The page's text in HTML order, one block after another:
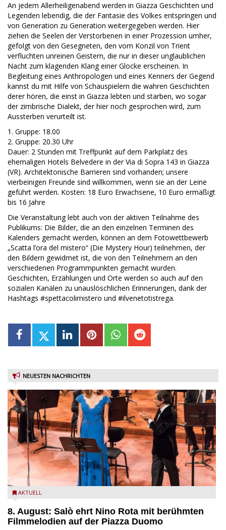
An jedem Allerheiligenabend werden in Giazza Geschichten und
Legenden lebendig, die der Fantasie des Volkes entspringen und
von Generation zu Generation weitergegeben werden. Hier
ziehen die Seelen der Verstorbenen in einer Prozession umher,
gefolgt von den Gesegneten, den vom Konzil von Trient
verfluchten unreinen Geistern, die nur in dieser unglaublichen
Nacht zum klagenden Klang einer Glocke erscheinen. In
Begleitung eines Anthropologen und eines Kenners der Gegend
kannst du mit Hilfe von Schauspielern die wahren Geschichten
derer hören, die einst in Giazza lebten und starben, wo sogar
der zimbrische Dialekt, der hier noch gesprochen wird, zum
Aussterben verurteilt ist.
1. Gruppe: 18.00
2. Gruppe: 20.30 Uhr
Dauer: 2 Stunden mit Treffpunkt auf dem Parkplatz des
ehemaligen Hotels Belvedere in der Via di Sopra 143 in Giazza
(VR). Architektonische Barrieren sind vorhanden; unsere
vierbeinigen Freunde sind willkommen, wenn sie an der Leine
geführt werden. Kosten: 18 Euro Erwachsene, 10 Euro ermäßigt
bis 16 Jahre
Die Veranstaltung lebt auch von der aktiven Teilnahme des
Publikums: Die Bilder, die an den einzelnen Terminen des
Kalenders gemacht werden, können an dem Fotowettbewerb
„Scatta l’ora del mistero“ (Die Mystery Hour) teilnehmen, der
den Bildern gewidmet ist, die von den Teilnehmern an den
verschiedenen Programmpunkten gemacht wurden.
Geschichten, Erzählungen und Orte werden so auch auf den
sozialen Kanälen zu unauslöschlichen Erinnerungen, dank der
Hashtags #spettacolimistero und #ilvenetotistrega.
NEUESTEN NACHRICHTEN
Estate Musicale del Garda: Salò ehrt Nino Rota
AKTUELL
8. August: Salò ehrt Nino Rota mit berühmten
Filmmelodien auf der Piazza Duomo